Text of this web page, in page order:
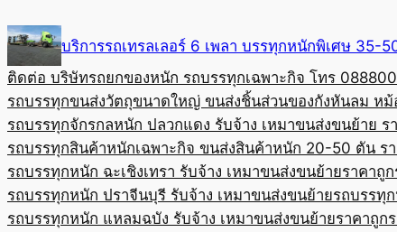
to
content
บริการรถเทรลเลอร์ 6 เพลา บรรทุกหนักพิเศษ
ติดต่อ บริษัทรถยกของหนัก รถบรรทุกเฉพาะกิจ โทร
รถบรรทุกขนส่งวัตถุขนาดใหญ่ ขนส่งชิ้นส่วนของกังหันลม ห
รถบรรทุกจักรกลหนัก ปลวกแดง รับจ้าง เหมาขนส่งขนย้าย ร
รถบรรทุกสินค้าหนักเฉพาะกิจ ขนส่งสินค้าหนัก 20-50 ตัน ร
รถบรรทุกหนัก ฉะเชิงเทรา รับจ้าง เหมาขนส่งขนย้ายราคาถูก
รถบรรทุกหนัก ปราจีนบุรี รับจ้าง เหมาขนส่งขนย้ายรถบรรทุ
รถบรรทุกหนัก แหลมฉบัง รับจ้าง เหมาขนส่งขนย้ายราคาถูก